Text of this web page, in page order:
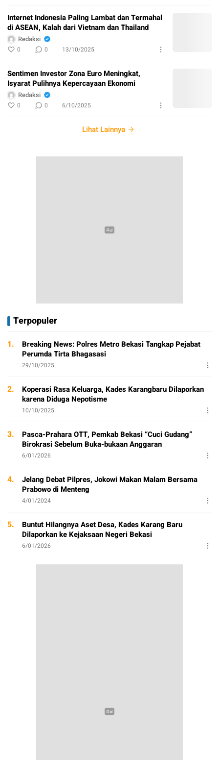
Internet Indonesia Paling Lambat dan Termahal
di ASEAN, Kalah dari Vietnam dan Thailand
Redaksi
0 0 13/10/2025
Sentimen Investor Zona Euro Meningkat,
Isyarat Pulihnya Kepercayaan Ekonomi
Redaksi
0 0 6/10/2025
Lihat Lainnya
Terpopuler
1.
Breaking News: Polres Metro Bekasi Tangkap Pejabat
Perumda Tirta Bhagasasi
29/10/2025
2.
Koperasi Rasa Keluarga, Kades Karangbaru Dilaporkan
karena Diduga Nepotisme
10/10/2025
3.
Pasca-Prahara OTT, Pemkab Bekasi “Cuci Gudang”
Birokrasi Sebelum Buka-bukaan Anggaran
6/01/2026
4.
Jelang Debat Pilpres, Jokowi Makan Malam Bersama
Prabowo di Menteng
4/01/2024
5.
Buntut Hilangnya Aset Desa, Kades Karang Baru
Dilaporkan ke Kejaksaan Negeri Bekasi
6/01/2026